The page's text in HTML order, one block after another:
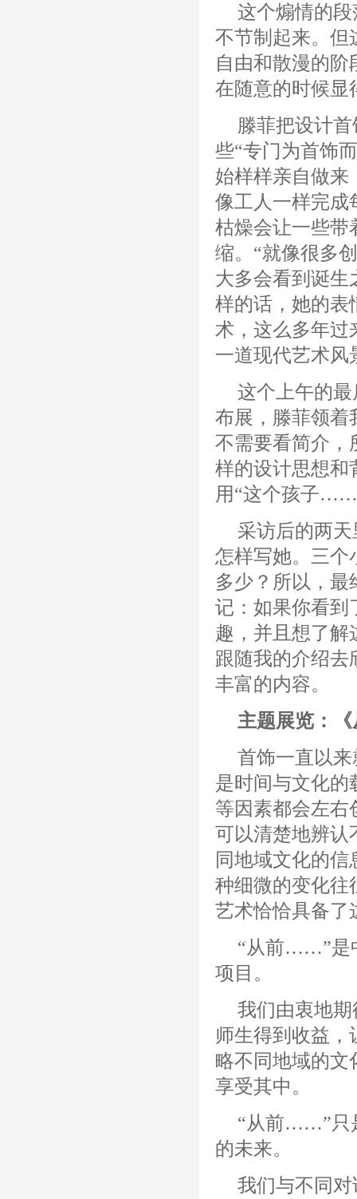
这个煽情的
不节制起来。但
自由和散漫的
在随意的时候显
滕菲把设计
些“专门为首饰
始样样亲自做来
像工人一样完成
枯燥会让一些带
缩。“就像很多
大多会看到诞
样的话，她的表
术，这么多年过
一道现代艺术风
这个上午的
布展，滕菲领着
不需要看简介，
样的设计思想和
用“这个孩子
采访后的两
怎样写她。三个
多少？所以，
记：如果你看到
趣，并且想了解
跟随我的介绍去
丰富的内容。
主题展览：
首饰一直以
是时间与文化的
等因素都会左右
可以清楚地辨认
同地域文化的
种细微的变化往
艺术恰恰具备了
“从前……”是
项目。
我们由衷地
师生得到收益
略不同地域的文
享受其中。
“从前……”只
的未来。
我们与不同